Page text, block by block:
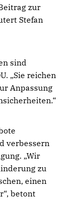
zur
Stefan
sind
„Sie reichen
Anpassung
verbessern
„Wir
zu
einen
betont